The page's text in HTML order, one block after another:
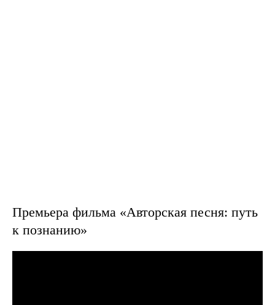
Премьера фильма «Авторская песня: путь
к познанию»